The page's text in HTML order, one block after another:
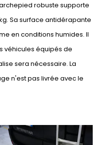
robuste supporte
Sa surface antidérapante
en conditions humides. Il
véhicules équipés de
sera nécessaire. La
n'est pas livrée avec le